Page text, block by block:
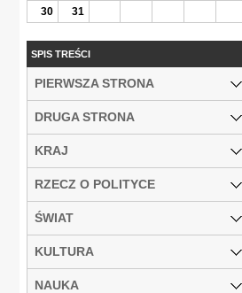
30
31
SPIS TREŚCI
PIERWSZA STRONA
DRUGA STRONA
KRAJ
RZECZ O POLITYCE
ŚWIAT
KULTURA
NAUKA